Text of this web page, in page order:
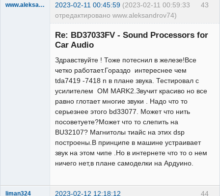
43
www.aleksandrov74 2023-02-11 00:45:59 (2023-02-11 00:59:33
отредактировано www.aleksandrov74)
Re: BD37033FV - Sound Processors for
Car Audio
Здравствуйте ! Тоже потеснил в железе!Все
четко работает.Гораздo интереснее чем
tda7419 -7418 n в плане звука. Тестировал с
усилителем OM MARK2.Звучит красиво но все
равно глотает многие звуки . Надо что то
серьезнее этого bd33077. Может что нить
посоветуете?Может что то слепить на
BU32107? Магнитолы тиайс на этих dsp
построены.В принципе в машине устраивает
звук на этом чипе .Но в интернете что то о нем
ничего нет,в плане самоделки на Ардуино.
44
liman324 2023-02-12 12:18:12